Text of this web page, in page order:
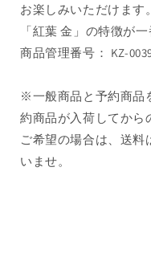
お楽しみいただけま
「紅葉 金」の特徴が
商品管理番号： KZ-
※一般商品と予約商品
約商品が入荷してから
ご希望の場合は、送料
いませ。